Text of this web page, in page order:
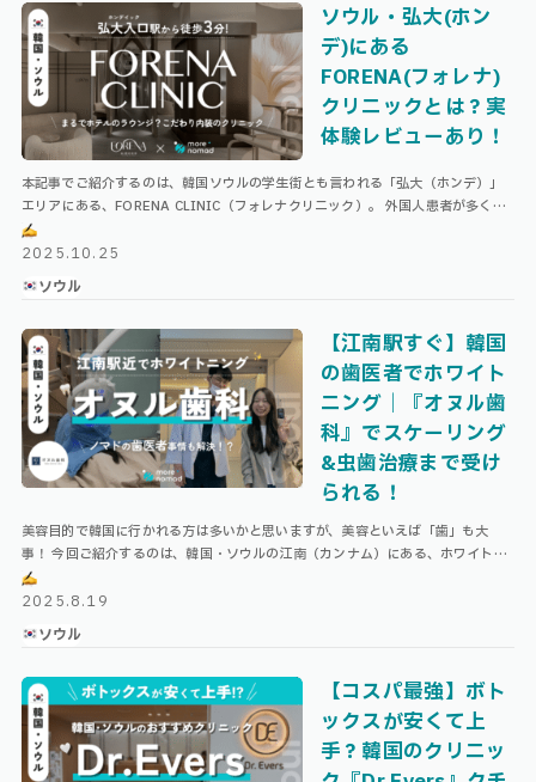
ソウル・弘大(ホン
デ)にある
FORENA(フォレナ)
クリニックとは？実
体験レビューあり！
本記事でご紹介するのは、韓国ソウルの学生街とも言われる「弘大（ホンデ）」
エリアにある、FORENA CLINIC（フォレナクリニック）。 外国人患者が多く、
まるでホテルのラウンジのような綺麗なインテリアが推しのクリニック …
2025.10.25
ソウル
【江南駅すぐ】韓国
の歯医者でホワイト
ニング｜『オヌル歯
科』でスケーリング
&虫歯治療まで受け
られる！
美容目的で韓国に行かれる方は多いかと思いますが、美容といえば「歯」も大
事！ 今回ご紹介するのは、韓国・ソウルの江南（カンナム）にある、ホワイトニ
ングが受けられる歯科クリニック『オヌル歯科』。 ここは現地の韓国人も通う人
気 …
2025.8.19
ソウル
【コスパ最強】ボト
ックスが安くて上
手？韓国のクリニッ